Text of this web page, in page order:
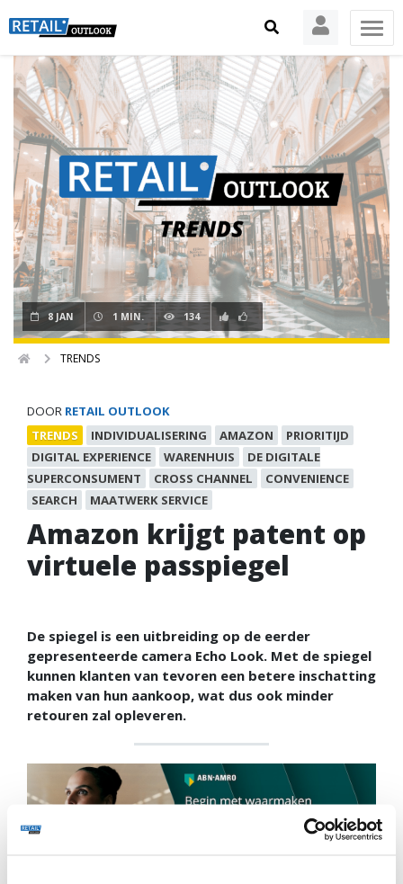
8 JAN 1 MIN. 134
TRENDS
DOOR RETAIL OUTLOOK
TRENDS
INDIVIDUALISERING AMAZON
PRIORITIJD
DIGITAL EXPERIENCE
WARENHUIS
DE DIGITALE
SUPERCONSUMENT
CROSS CHANNEL
CONVENIENCE
SEARCH
MAATWERK SERVICE
Amazon krijgt patent op
virtuele passpiegel
De spiegel is een uitbreiding op de eerder
gepresenteerde camera Echo Look. Met de spiegel
kunnen klanten van tevoren een betere inschatting
maken van hun aankoop, wat dus ook minder
retouren zal opleveren.